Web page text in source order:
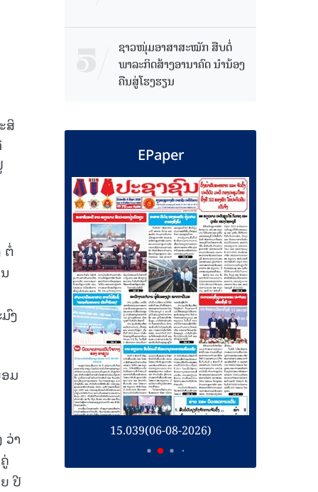
ສິ
ຕໍ່
ງ
ມ
ວ່າ
ປີ
ຊາວໜຸ່ມອາສາສະໝັກ ສືບຕໍ່
ພາລະກິດສ້າງອານາຄົດ ນໍານ້ອງ
ຄືນສູ່ໂຮງຮຽນ
EPaper
15.039(06-08-2026)